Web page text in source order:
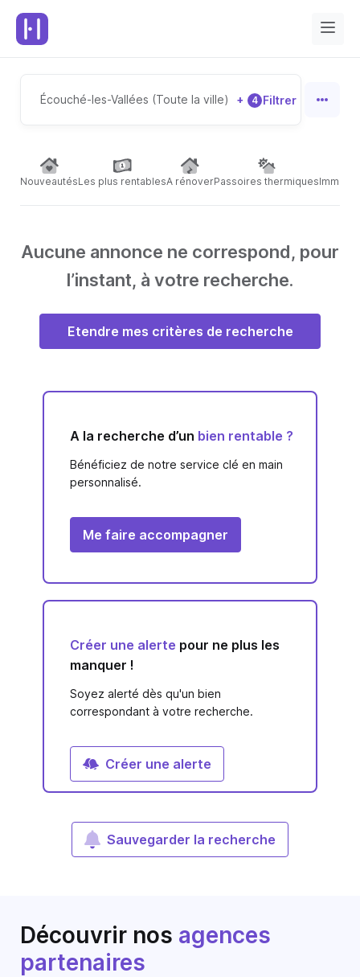
Écouché-les-Vallées (Toute la ville) + 4 Filtrer
NouveautésLes plus rentablesA rénoverPassoires thermiques
Aucune annonce ne correspond, pour
l’instant, à votre recherche.
Etendre mes critères de recherche
A la recherche d’un bien rentable ?
Bénéficiez de notre service clé en main
personnalisé.
Me faire accompagner
Créer une alerte pour ne plus les
manquer !
Soyez alerté dès qu'un bien
correspondant à votre recherche.
Créer une alerte
Sauvegarder la recherche
Découvrir nos agences
partenaires